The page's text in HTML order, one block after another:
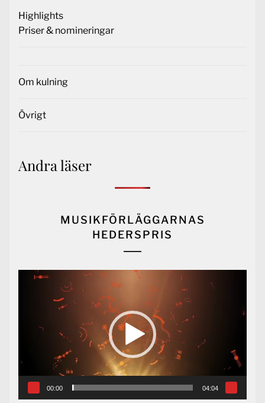
Highlights
Priser & nomineringar
Om kulning
Övrigt
Andra läser
MUSIKFÖRLÄGGARNAS
HEDERSPRIS
Videospelare
00:00 04:04